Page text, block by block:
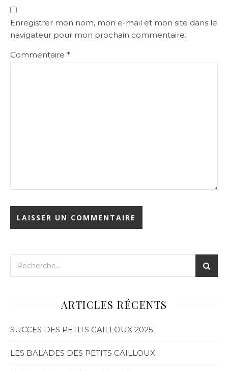
Enregistrer mon nom, mon e-mail et mon site dans le
navigateur pour mon prochain commentaire.
Commentaire *
ARTICLES RÉCENTS
SUCCES DES PETITS CAILLOUX 2025
LES BALADES DES PETITS CAILLOUX